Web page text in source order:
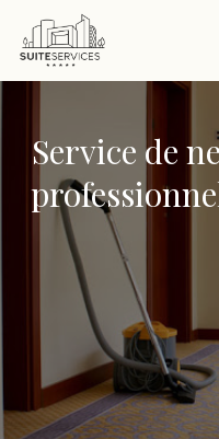
Skip
main
Service de